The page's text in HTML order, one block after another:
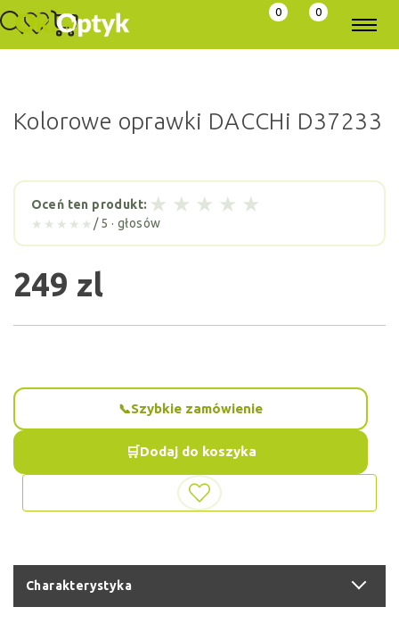
0 0
Kolorowe oprawki DACCHi D37233
Oceń ten produkt: ★ ★ ★ ★ ★
★★★★★ / 5 · głosów
249 zl
Szybkie zamówienie
Dodaj do koszyka
Charakterystyka